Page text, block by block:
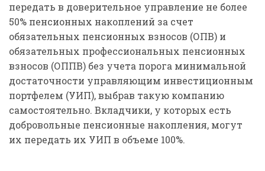
передать в доверительное управление не более
50% пенсионных накоплений за счет
обязательных пенсионных взносов (ОПВ) и
обязательных профессиональных пенсионных
взносов (ОППВ) без учета порога минимальной
достаточности управляющим инвестиционным
портфелем (УИП), выбрав такую компанию
самостоятельно. Вкладчики, у которых есть
добровольные пенсионные накопления, могут
их передать их УИП в объеме 100%.